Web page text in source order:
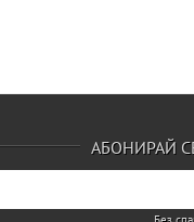
АБОНИРАЙ